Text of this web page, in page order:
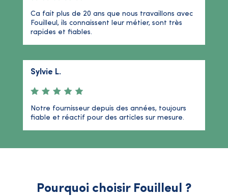
Ca fait plus de 20 ans que nous travaillons avec
Fouilleul, ils connaissent leur métier, sont très
rapides et fiables.
Sylvie L.
Notre fournisseur depuis des années, toujours
fiable et réactif pour des articles sur mesure.
Pourquoi choisir Fouilleul ?